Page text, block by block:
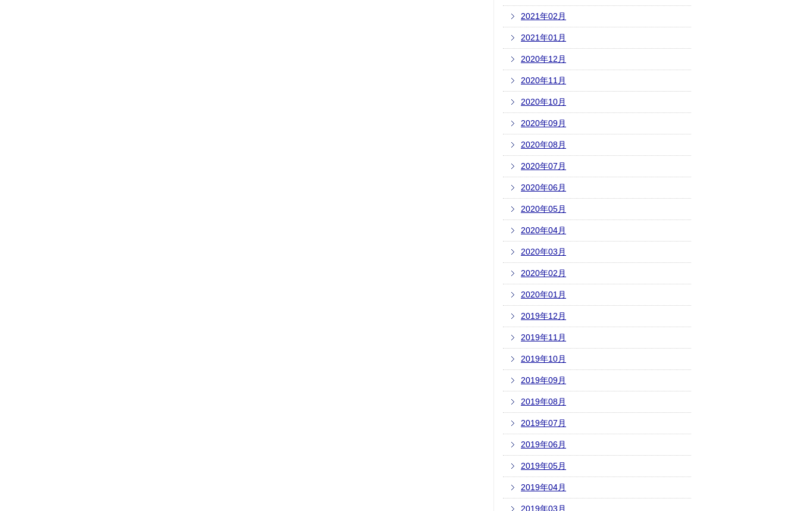
2021年02月
2021年01月
2020年12月
2020年11月
2020年10月
2020年09月
2020年08月
2020年07月
2020年06月
2020年05月
2020年04月
2020年03月
2020年02月
2020年01月
2019年12月
2019年11月
2019年10月
2019年09月
2019年08月
2019年07月
2019年06月
2019年05月
2019年04月
2019年03月